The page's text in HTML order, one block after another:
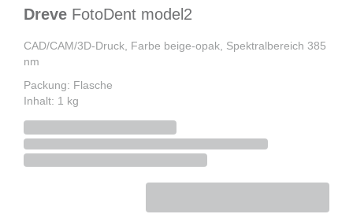
Dreve FotoDent model2
CAD/CAM/3D-Druck, Farbe beige-opak, Spektralbereich 385
nm
Packung: Flasche
Inhalt: 1 kg